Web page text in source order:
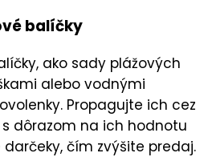
balíčky
, ako sady plážových
alebo vodnými
Propagujte ich cez
s dôrazom na ich hodnotu
darčeky, čím zvýšite predaj.